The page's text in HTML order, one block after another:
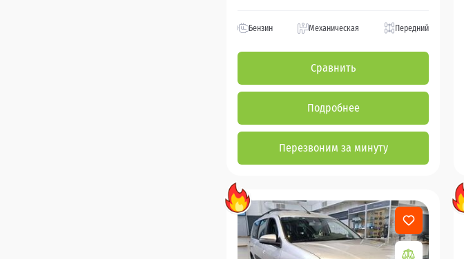
Бензин Механическая Передний
Сравнить
Подробнее
Перезвоним за минуту